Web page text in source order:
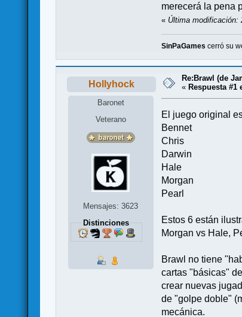
merecerá la pena
« Última modificación:
SinPaGames cerró su
Hollyhock
Baronet
Veterano
Mensajes: 3623
Distinciones
Re:Brawl (de
«Respuesta #1
El juego original
Bennet
Chris
Darwin
Hale
Morgan
Pearl
Estos 6 están
Morgan vs Hale,
Brawl no tiene
cartas "básicas"
crear nuevas
de "golpe doble"
mecánica.